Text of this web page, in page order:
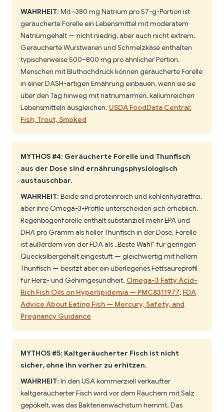
WAHRHEIT: Mit ~380 mg Natrium pro 57-g-Portion ist
geräucherte Forelle ein Lebensmittel mit moderatem
Natriumgehalt — nicht niedrig, aber auch nicht extrem.
Geräucherte Wurstwaren und Schmelzkäse enthalten
typischerweise 500–800 mg pro ähnlicher Portion.
Menschen mit Bluthochdruck können geräucherte Forelle
in einer DASH-artigen Ernährung einbauen, wenn sie sie
über den Tag hinweg mit natriumarmen, kaliumreichen
Lebensmitteln ausgleichen. USDA FoodData Central:
Fish, Trout, Smoked
MYTHOS #4: Geräucherte Forelle und Thunfisch
aus der Dose sind ernährungsphysiologisch
austauschbar.
WAHRHEIT: Beide sind proteinreich und kohlenhydratfrei,
aber ihre Omega-3-Profile unterscheiden sich erheblich.
Regenbogenforelle enthält substanziell mehr EPA und
DHA pro Gramm als heller Thunfisch in der Dose. Forelle
ist außerdem von der FDA als „Beste Wahl“ für geringen
Quecksilbergehalt eingestuft — gleichwertig mit hellem
Thunfisch — besitzt aber ein überlegenes Fettsäureprofil
für Herz- und Gehirngesundheit. Omega-3 Fatty Acid-
Rich Fish Oils on Hyperlipidemia — PMC8311977; FDA
Advice About Eating Fish — Mercury, Safety, and
Pregnancy Guidance
MYTHOS #5: Kaltgeräucherter Fisch ist nicht
sicher, ohne ihn vorher zu erhitzen.
WAHRHEIT: In den USA kommerziell verkaufter
kaltgeräucherter Fisch wird vor dem Räuchern mit Salz
gepökelt, was das Bakterienwachstum hemmt. Das